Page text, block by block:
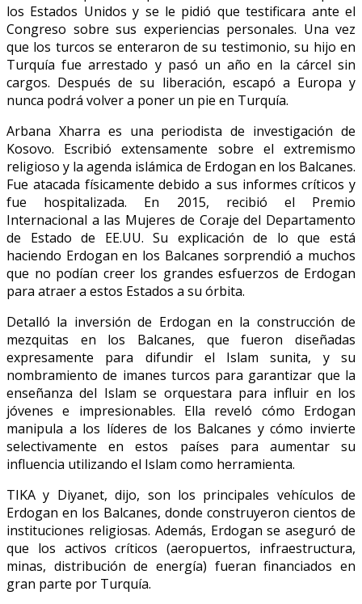
los Estados Unidos y se le pidió que testificara ante el
Congreso sobre sus experiencias personales. Una vez
que los turcos se enteraron de su testimonio, su hijo en
Turquía fue arrestado y pasó un año en la cárcel sin
cargos. Después de su liberación, escapó a Europa y
nunca podrá volver a poner un pie en Turquía.
Arbana Xharra es una periodista de investigación de
Kosovo. Escribió extensamente sobre el extremismo
religioso y la agenda islámica de Erdogan en los Balcanes.
Fue atacada físicamente debido a sus informes críticos y
fue hospitalizada. En 2015, recibió el Premio
Internacional a las Mujeres de Coraje del Departamento
de Estado de EE.UU. Su explicación de lo que está
haciendo Erdogan en los Balcanes sorprendió a muchos
que no podían creer los grandes esfuerzos de Erdogan
para atraer a estos Estados a su órbita.
Detalló la inversión de Erdogan en la construcción de
mezquitas en los Balcanes, que fueron diseñadas
expresamente para difundir el Islam sunita, y su
nombramiento de imanes turcos para garantizar que la
enseñanza del Islam se orquestara para influir en los
jóvenes e impresionables. Ella reveló cómo Erdogan
manipula a los líderes de los Balcanes y cómo invierte
selectivamente en estos países para aumentar su
influencia utilizando el Islam como herramienta.
TIKA y Diyanet, dijo, son los principales vehículos de
Erdogan en los Balcanes, donde construyeron cientos de
instituciones religiosas. Además, Erdogan se aseguró de
que los activos críticos (aeropuertos, infraestructura,
minas, distribución de energía) fueran financiados en
gran parte por Turquía.